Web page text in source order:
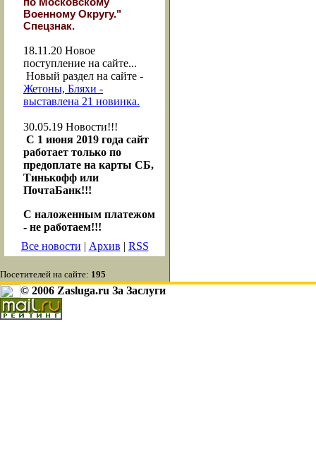
Военному Округу."
Спецзнак.
18.11.20 Новое
поступление на сайте...
Новый раздел на сайте -
Жетоны, Бляхи -
выставлена 21 новинка.
30.05.19 Новости!!!
С 1 июня 2019 года сайт
работает только по
предоплате на карты СБ,
Тинькофф или
ПочтаБанк!!!
С наложенным платежом
- не работаем!!!
Все новости | Архив | RSS
Посетителей на сайте: 195
© 2006 Zasluga.ru За Заслуги